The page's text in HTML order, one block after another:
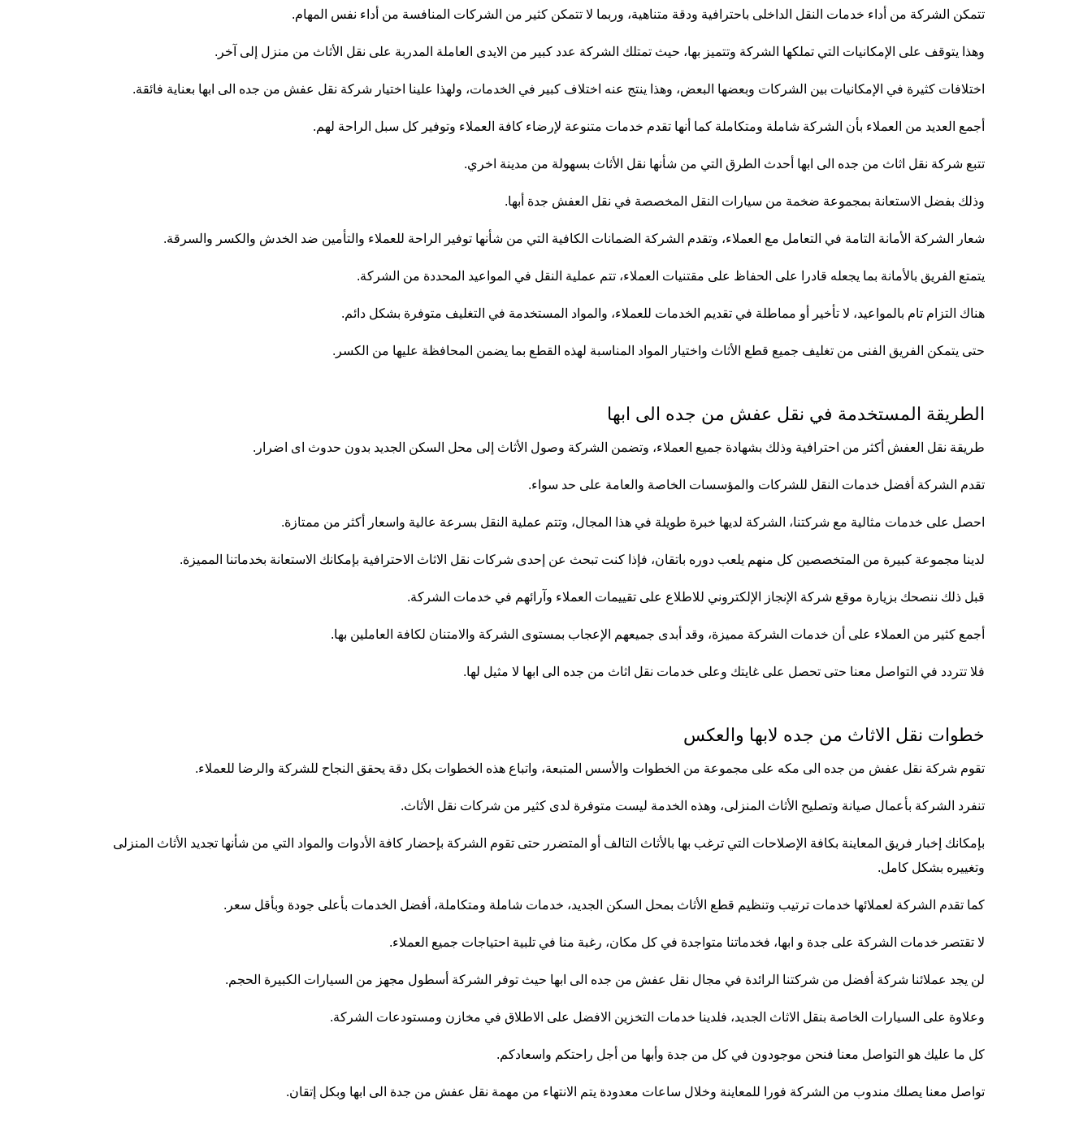
تتمكن الشركة من أداء خدمات النقل الداخلى باحترافية ودقة متناهية، وربما لا تتمكن كثير من الشركات المنافسة من أداء نفس المهام.
وهذا يتوقف على الإمكانيات التي تملكها الشركة وتتميز بها، حيث تمتلك الشركة عدد كبير من الايدى العاملة المدربة على نقل الأثاث من منزل إلى آخر.
اختلافات كثيرة في الإمكانيات بين الشركات وبعضها البعض، وهذا ينتج عنه اختلاف كبير في الخدمات، ولهذا علينا اختيار شركة نقل عفش من جده الى ابها بعناية فائقة.
أجمع العديد من العملاء بأن الشركة شاملة ومتكاملة كما أنها تقدم خدمات متنوعة لإرضاء كافة العملاء وتوفير كل سبل الراحة لهم.
تتبع شركة نقل اثاث من جده الى ابها أحدث الطرق التي من شأنها نقل الأثاث بسهولة من مدينة اخري.
وذلك بفضل الاستعانة بمجموعة ضخمة من سيارات النقل المخصصة في نقل العفش جدة أبها.
شعار الشركة الأمانة التامة في التعامل مع العملاء، وتقدم الشركة الضمانات الكافية التي من شأنها توفير الراحة للعملاء والتأمين ضد الخدش والكسر والسرقة.
يتمتع الفريق بالأمانة بما يجعله قادرا على الحفاظ على مقتنيات العملاء، تتم عملية النقل في المواعيد المحددة من الشركة.
هناك التزام تام بالمواعيد، لا تأخير أو مماطلة في تقديم الخدمات للعملاء، والمواد المستخدمة في التغليف متوفرة بشكل دائم.
حتى يتمكن الفريق الفنى من تغليف جميع قطع الأثاث واختيار المواد المناسبة لهذه القطع بما يضمن المحافظة عليها من الكسر.
الطريقة المستخدمة في نقل عفش من جده الى ابها
طريقة نقل العفش أكثر من احترافية وذلك بشهادة جميع العملاء، وتضمن الشركة وصول الأثاث إلى محل السكن الجديد بدون حدوث اى اضرار.
تقدم الشركة أفضل خدمات النقل للشركات والمؤسسات الخاصة والعامة على حد سواء.
احصل على خدمات مثالية مع شركتنا، الشركة لديها خبرة طويلة في هذا المجال، وتتم عملية النقل بسرعة عالية واسعار أكثر من ممتازة.
لدينا مجموعة كبيرة من المتخصصين كل منهم يلعب دوره باتقان، فإذا كنت تبحث عن إحدى شركات نقل الاثاث الاحترافية بإمكانك الاستعانة بخدماتنا المميزة.
قبل ذلك ننصحك بزيارة موقع شركة الإنجاز الإلكتروني للاطلاع على تقييمات العملاء وآرائهم في خدمات الشركة.
أجمع كثير من العملاء على أن خدمات الشركة مميزة، وقد أبدى جميعهم الإعجاب بمستوى الشركة والامتنان لكافة العاملين بها.
فلا تتردد في التواصل معنا حتى تحصل على غايتك وعلى خدمات نقل اثاث من جده الى ابها لا مثيل لها.
خطوات نقل الاثاث من جده لابها والعكس
تقوم شركة نقل عفش من جده الى مكه على مجموعة من الخطوات والأسس المتبعة، واتباع هذه الخطوات بكل دقة يحقق النجاح للشركة والرضا للعملاء.
تنفرد الشركة بأعمال صيانة وتصليح الأثاث المنزلى، وهذه الخدمة ليست متوفرة لدى كثير من شركات نقل الأثاث.
بإمكانك إخبار فريق المعاينة بكافة الإصلاحات التي ترغب بها بالأثاث التالف أو المتضرر حتى تقوم الشركة بإحضار كافة الأدوات والمواد التي من شأنها تجديد الأثاث المنزلى
وتغييره بشكل كامل.
كما تقدم الشركة لعملائها خدمات ترتيب وتنظيم قطع الأثاث بمحل السكن الجديد، خدمات شاملة ومتكاملة، أفضل الخدمات بأعلى جودة وبأقل سعر.
لا تقتصر خدمات الشركة على جدة و ابها، فخدماتنا متواجدة في كل مكان، رغبة منا في تلبية احتياجات جميع العملاء.
لن يجد عملائنا شركة أفضل من شركتنا الرائدة في مجال نقل عفش من جده الى ابها حيث توفر الشركة أسطول مجهز من السيارات الكبيرة الحجم.
وعلاوة على السيارات الخاصة بنقل الاثاث الجديد، فلدينا خدمات التخزين الافضل على الاطلاق في مخازن ومستودعات الشركة.
كل ما عليك هو التواصل معنا فنحن موجودون في كل من جدة وأبها من أجل راحتكم واسعادكم.
تواصل معنا يصلك مندوب من الشركة فورا للمعاينة وخلال ساعات معدودة يتم الانتهاء من مهمة نقل عفش من جدة الى ابها وبكل إتقان.